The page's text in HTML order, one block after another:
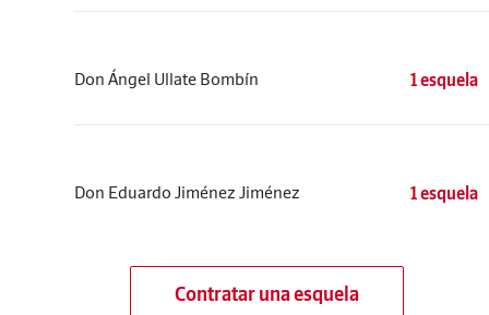
Don Ángel Ullate Bombín 1 esquela
Don Eduardo Jiménez Jiménez 1 esquela
Contratar una esquela